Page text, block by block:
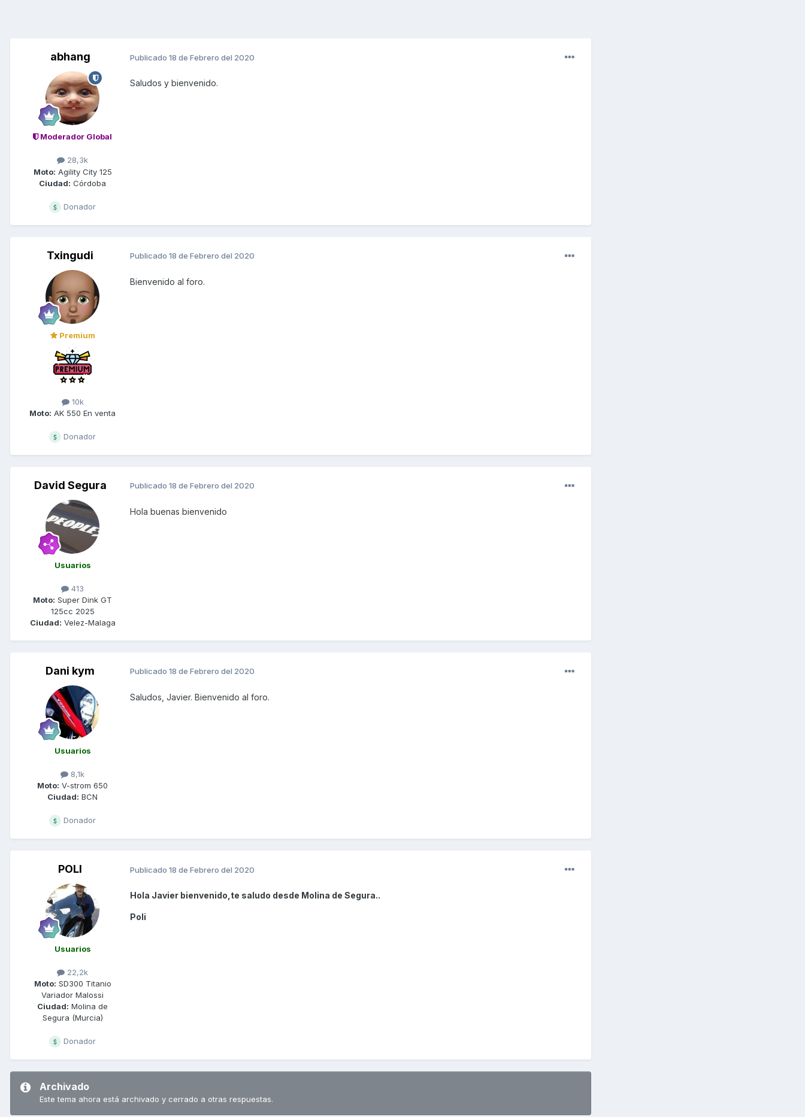
abhang
Moderador Global
28,3k
Moto: Agility City 125
Ciudad: Córdoba
Donador
Publicado 18 de Febrero del 2020
Saludos y bienvenido.
Txingudi
Premium
10k
Moto: AK 550 En venta
Donador
Publicado 18 de Febrero del 2020
Bienvenido al foro.
David Segura
Usuarios
413
Moto: Super Dink GT
125cc 2025
Ciudad: Velez-Malaga
Publicado 18 de Febrero del 2020
Hola buenas bienvenido
Dani kym
Usuarios
8,1k
Moto: V-strom 650
Ciudad: BCN
Donador
Publicado 18 de Febrero del 2020
Saludos, Javier. Bienvenido al foro.
POLI
Usuarios
22,2k
Moto: SD300 Titanio
Variador Malossi
Ciudad: Molina de
Segura (Murcia)
Donador
Publicado 18 de Febrero del 2020
Hola Javier bienvenido,te saludo desde Molina de Segura..
Poli
Archivado
Este tema ahora está archivado y cerrado a otras respuestas.